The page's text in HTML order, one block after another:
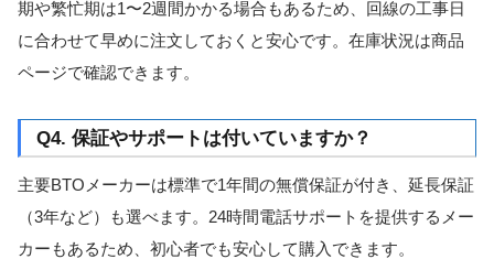
期や繁忙期は1〜2週間かかる場合もあるため、回線の工事日
に合わせて早めに注文しておくと安心です。在庫状況は商品
ページで確認できます。
Q4. 保証やサポートは付いていますか？
主要BTOメーカーは標準で1年間の無償保証が付き、延長保証
（3年など）も選べます。24時間電話サポートを提供するメー
カーもあるため、初心者でも安心して購入できます。